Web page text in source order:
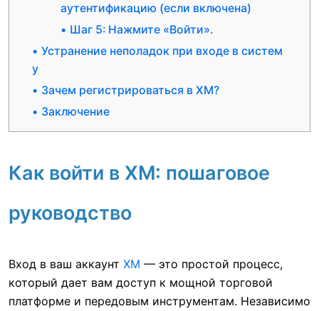
аутентификацию (если включена)
Шаг 5: Нажмите «Войти».
Устранение неполадок при входе в систем
у
Зачем регистрироваться в XM?
Заключение
Как войти в XM: пошаговое
руководство
Вход в ваш аккаунт XM — это простой процесс,
который дает вам доступ к мощной торговой
платформе и передовым инструментам. Независимо